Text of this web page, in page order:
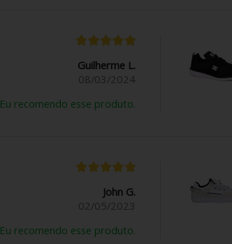
Guilherme L.
08/03/2024
Eu recomendo esse produto.
John G.
02/05/2023
Eu recomendo esse produto.